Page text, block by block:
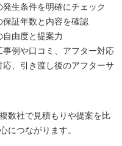
生条件を明確にチェック
証年数と内容を確認
由度と提案力
事例や口コミ、アフター対応
、引き渡し後のアフターサ
数社で見積もりや提案を比
につながります。